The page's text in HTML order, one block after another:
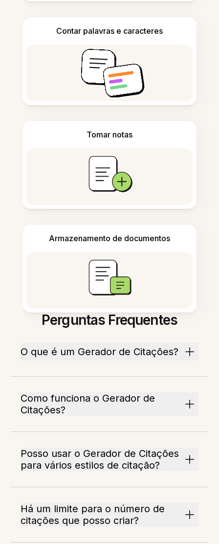
Contar palavras e caracteres
Tomar notas
Armazenamento de documentos
Perguntas Frequentes
O que é um Gerador de Citações?
Como funciona o Gerador de
Citações?
Posso usar o Gerador de Citações
para vários estilos de citação?
Há um limite para o número de
citações que posso criar?